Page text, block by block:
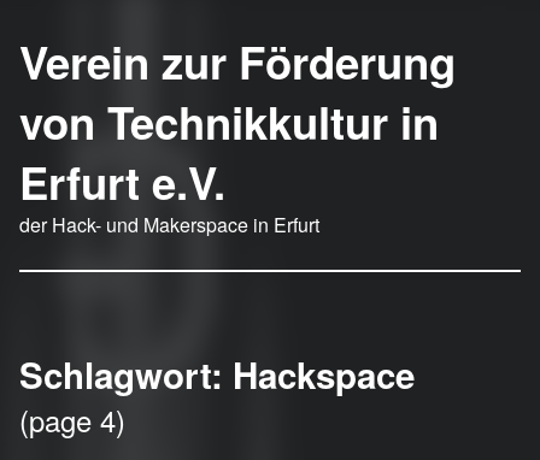
Verein zur Förderung
von Technikkultur in
Erfurt e.V.
der Hack- und Makerspace in Erfurt
Schlagwort: Hackspace
(page 4)